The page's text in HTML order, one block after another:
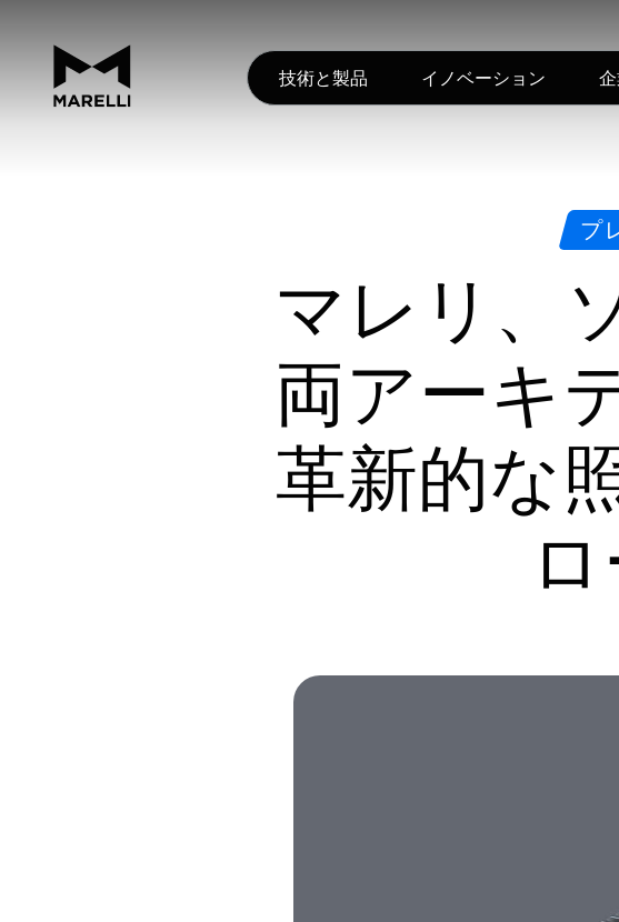
技術と製品 イノベーション
プ
マレリ、
両アーキ
革新的な